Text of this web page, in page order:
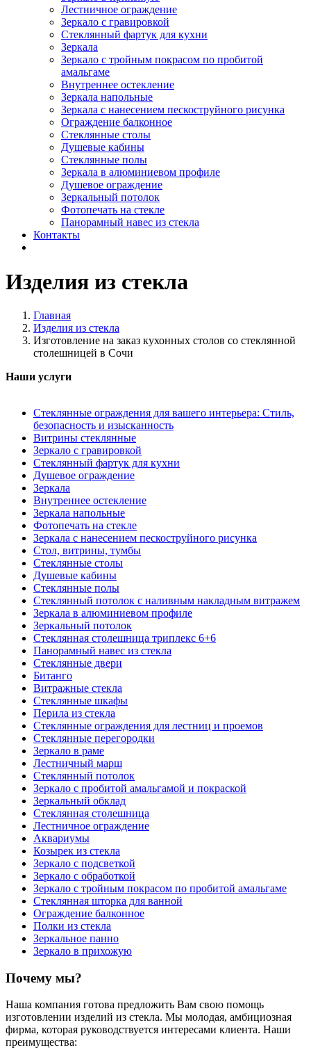
Лестничное ограждение
Зеркало с гравировкой
Стеклянный фартук для кухни
Зеркала
Зеркало с тройным покрасом по пробитой
амальгаме
Внутреннее остекление
Зеркала напольные
Зеркала с нанесением пескоструйного рисунка
Ограждение балконное
Стеклянные столы
Душевые кабины
Стеклянные полы
Зеркала в алюминиевом профиле
Душевое ограждение
Зеркальный потолок
Фотопечать на стекле
Панорамный навес из стекла
Контакты
Изделия из стекла
Главная
Изделия из стекла
Изготовление на заказ кухонных столов со стеклянной
столешницей в Сочи
Наши услуги
Стеклянные ограждения для вашего интерьера: Стиль,
безопасность и изысканность
Витрины стеклянные
Зеркало с гравировкой
Стеклянный фартук для кухни
Душевое ограждение
Зеркала
Внутреннее остекление
Зеркала напольные
Фотопечать на стекле
Зеркала с нанесением пескоструйного рисунка
Стол, витрины, тумбы
Стеклянные столы
Душевые кабины
Стеклянные полы
Стеклянный потолок с наливным накладным витражем
Зеркала в алюминиевом профиле
Зеркальный потолок
Стеклянная столешница триплекс 6+6
Панорамный навес из стекла
Стеклянные двери
Битанго
Витражные стекла
Стеклянные шкафы
Перила из стекла
Стеклянные ограждения для лестниц и проемов
Стеклянные перегородки
Зеркало в раме
Лестничный марш
Стеклянный потолок
Зеркало с пробитой амальгамой и покраской
Зеркальный обклад
Стеклянная столешница
Лестничное ограждение
Аквариумы
Козырек из стекла
Зеркало с подсветкой
Зеркало с обработкой
Зеркало с тройным покрасом по пробитой амальгаме
Стеклянная шторка для ванной
Ограждение балконное
Полки из стекла
Зеркальное панно
Зеркало в прихожую
Почему мы?
Наша компания готова предложить Вам свою помощь
изготовлении изделий из стекла. Мы молодая, амбициозная
фирма, которая руководствуется интересами клиента. Наши
преимущества: